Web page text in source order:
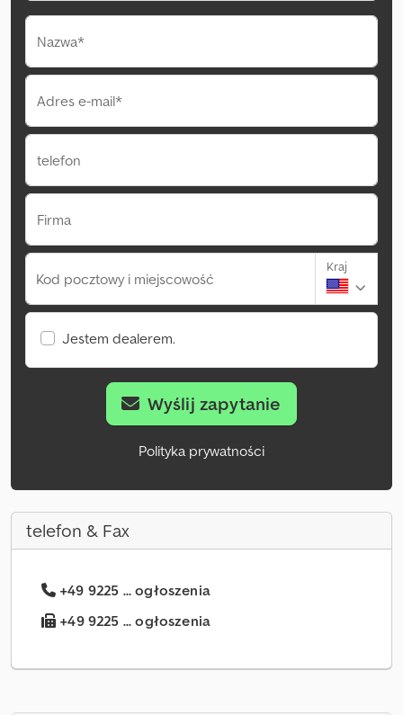
Nazwa*
Adres e-mail*
telefon
Firma
Kod pocztowy i miejscowość
Kraj
Jestem dealerem.
Wyślij zapytanie
Polityka prywatności
telefon & Fax
+49 9225 ... ogłoszenia
+49 9225 ... ogłoszenia